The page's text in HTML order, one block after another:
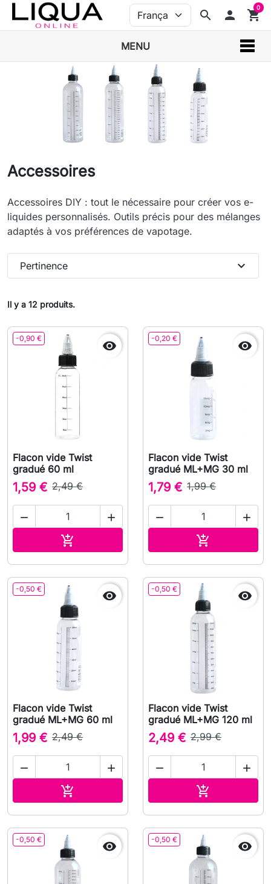
search person shopping_cart
0
MENU
Accessoires
Accessoires DIY : tout le nécessaire pour créer vos e-
liquides personnalisés. Outils précis pour des mélanges
adaptés à vos préférences de vapotage.
Il y a 12 produits.
Pertinence expand_more
-0,90 € 
Flacon vide Twist
gradué 60 ml
1,59 € 2,49 €
 

-0,20 € 
Flacon vide Twist
gradué ML+MG 30 ml
1,79 € 1,99 €
 

-0,50 € 
Flacon vide Twist
gradué ML+MG 60 ml
1,99 € 2,49 €
 

-0,50 € 
Flacon vide Twist
gradué ML+MG 120 ml
2,49 € 2,99 €
 

-0,50 €  -0,50 € 